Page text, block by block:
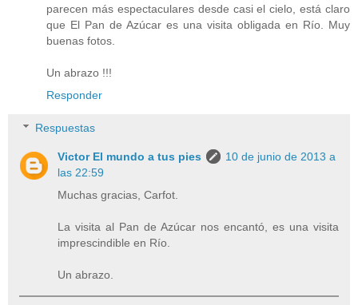
parecen más espectaculares desde casi el cielo, está claro
que El Pan de Azúcar es una visita obligada en Río. Muy
buenas fotos.
Un abrazo !!!
Responder
Respuestas
Victor El mundo a tus pies
10 de junio de 2013 a
las 22:59
Muchas gracias, Carfot.
La visita al Pan de Azúcar nos encantó, es una visita
imprescindible en Río.
Un abrazo.